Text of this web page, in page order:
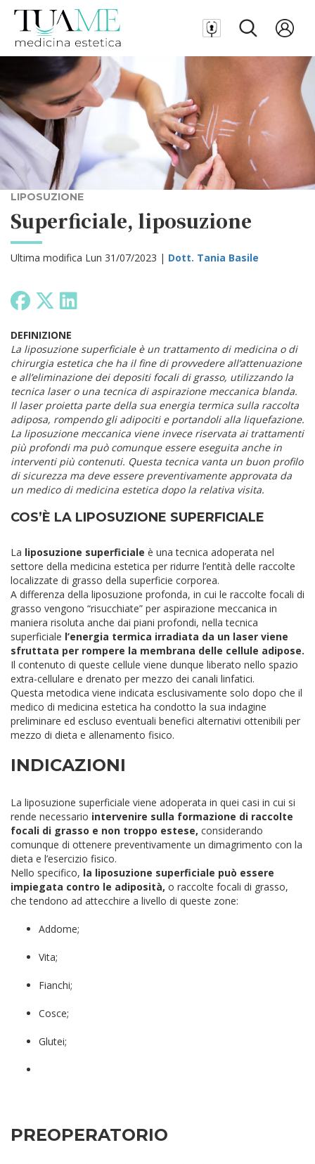
LIPOSUZIONE
Superficiale, liposuzione
Ultima modifica Lun 31/07/2023 | Dott. Tania Basile
DEFINIZIONE
La liposuzione superficiale è un trattamento di medicina o di
chirurgia estetica che ha il fine di provvedere all’attenuazione
e all’eliminazione dei depositi focali di grasso, utilizzando la
tecnica laser o una tecnica di aspirazione meccanica blanda.
Il laser proietta parte della sua energia termica sulla raccolta
adiposa, rompendo gli adipociti e portandoli alla liquefazione.
La liposuzione meccanica viene invece riservata ai trattamenti
più profondi ma può comunque essere eseguita anche in
interventi più contenuti. Questa tecnica vanta un buon profilo
di sicurezza ma deve essere preventivamente approvata da
un medico di medicina estetica dopo la relativa visita.
COS’È LA LIPOSUZIONE SUPERFICIALE
La liposuzione superficiale è una tecnica adoperata nel
settore della medicina estetica per ridurre l’entità delle raccolte
localizzate di grasso della superficie corporea.
A differenza della liposuzione profonda, in cui le raccolte focali di
grasso vengono “risucchiate” per aspirazione meccanica in
maniera risoluta anche dai piani profondi, nella tecnica
superficiale l’energia termica irradiata da un laser viene
sfruttata per rompere la membrana delle cellule adipose.
Il contenuto di queste cellule viene dunque liberato nello spazio
extra-cellulare e drenato per mezzo dei canali linfatici.
Questa metodica viene indicata esclusivamente solo dopo che il
medico di medicina estetica ha condotto la sua indagine
preliminare ed escluso eventuali benefici alternativi ottenibili per
mezzo di dieta e allenamento fisico.
INDICAZIONI
La liposuzione superficiale viene adoperata in quei casi in cui si
rende necessario intervenire sulla formazione di raccolte
focali di grasso e non troppo estese, considerando
comunque di ottenere preventivamente un dimagrimento con la
dieta e l’esercizio fisico.
Nello specifico, la liposuzione superficiale può essere
impiegata contro le adiposità, o raccolte focali di grasso,
che tendono ad attecchire a livello di queste zone:
Addome;
Vita;
Fianchi;
Cosce;
Glutei;
PREOPERATORIO